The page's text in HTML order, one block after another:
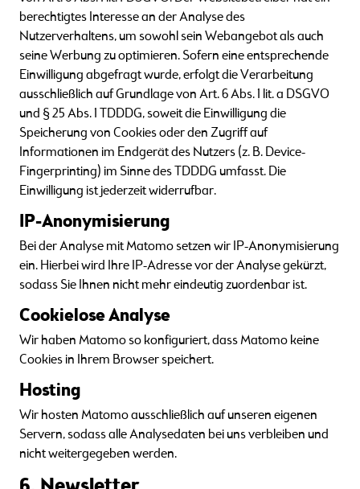
berechtigtes Interesse an der Analyse des
Nutzerverhaltens, um sowohl sein Webangebot als auch
seine Werbung zu optimieren. Sofern eine entsprechende
Einwilligung abgefragt wurde, erfolgt die Verarbeitung
ausschließlich auf Grundlage von Art. 6 Abs. 1 lit. a DSGVO
und § 25 Abs. 1 TDDDG, soweit die Einwilligung die
Speicherung von Cookies oder den Zugriff auf
Informationen im Endgerät des Nutzers (z. B. Device-
Fingerprinting) im Sinne des TDDDG umfasst. Die
Einwilligung ist jederzeit widerrufbar.
IP-Anonymisierung
Bei der Analyse mit Matomo setzen wir IP-Anonymisierung
ein. Hierbei wird Ihre IP-Adresse vor der Analyse gekürzt,
sodass Sie Ihnen nicht mehr eindeutig zuordenbar ist.
Cookielose Analyse
Wir haben Matomo so konfiguriert, dass Matomo keine
Cookies in Ihrem Browser speichert.
Hosting
Wir hosten Matomo ausschließlich auf unseren eigenen
Servern, sodass alle Analysedaten bei uns verbleiben und
nicht weitergegeben werden.